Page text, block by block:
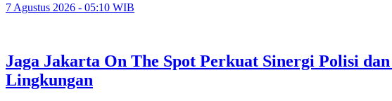
7 Agustus 2026 - 05:10 WIB
Jaga Jakarta On The Spot Perkuat Sinergi Polisi
Lingkungan